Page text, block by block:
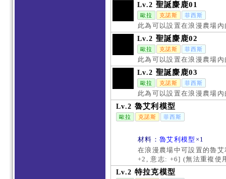
Lv.2 聖誕麋鹿01
歐拉 克諾斯 菲西斯
此為可以設置在浪漫農場
Lv.2 聖誕麋鹿02
歐拉 克諾斯 菲西斯
此為可以設置在浪漫農場
Lv.2 聖誕麋鹿03
歐拉 克諾斯 菲西斯
此為可以設置在浪漫農場
Lv.2 魯艾利模型
歐拉 克諾斯 菲西斯
材料： 魯艾利模型 ×1
在浪漫農場中可設置的魯
+2, 意志: +6] (無法重複使
Lv.2 特拉克模型